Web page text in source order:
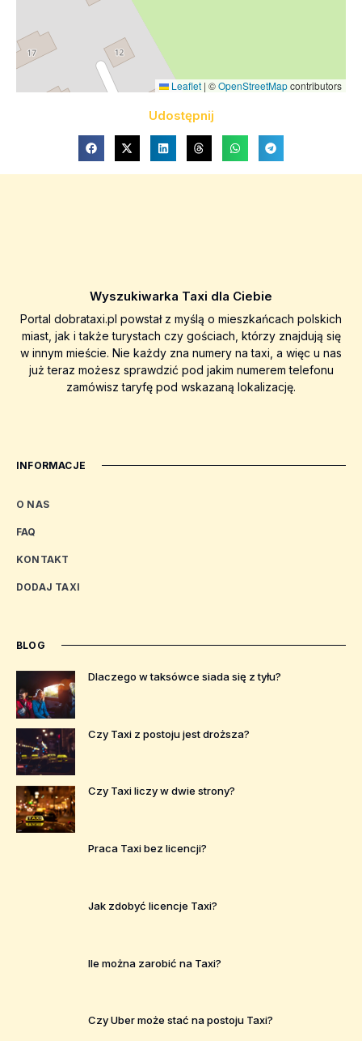
Leaflet | ©OpenStreetMapcontributors
Udostępnij
Wyszukiwarka Taxi dla Ciebie
Portal dobrataxi.pl powstał z myślą o mieszkańcach polskich
miast, jak i także turystach czy gościach, którzy znajdują się
w innym mieście. Nie każdy zna numery na taxi, a więc u nas
już teraz możesz sprawdzić pod jakim numerem telefonu
zamówisz taryfę pod wskazaną lokalizację.
INFORMACJE
O NAS
FAQ
KONTAKT
DODAJ TAXI
BLOG
Dlaczego w taksówce siada się z tyłu?
Czy Taxi z postoju jest droższa?
Czy Taxi liczy w dwie strony?
Praca Taxi bez licencji?
Jak zdobyć licencje Taxi?
Ile można zarobić na Taxi?
Czy Uber może stać na postoju Taxi?